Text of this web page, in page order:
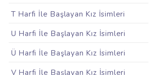
T Harfi İle Başlayan Kız İsimleri
U Harfi İle Başlayan Kız İsimleri
Ü Harfi İle Başlayan Kız İsimleri
V Harfi İle Başlayan Kız İsimleri